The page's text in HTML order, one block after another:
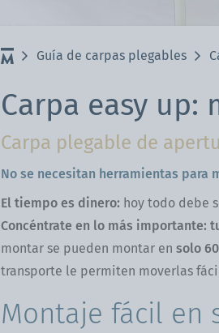
Guía de carpas plegables
Carpa easy
Carpa plegable de
No se necesitan herramientas para
El tiempo es dinero: hoy todo debe
Concéntrate en lo más importante:
montar se pueden montar en solo
transporte le permiten moverlas
Montaje fácil en